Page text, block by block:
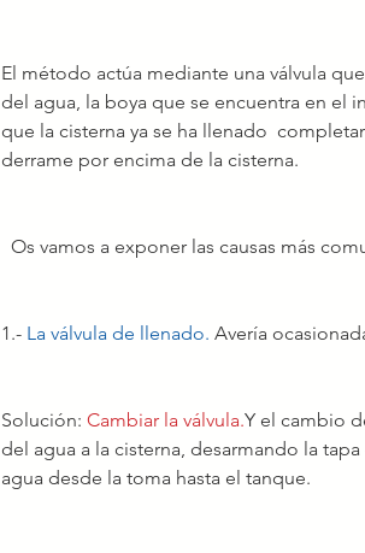
El método actúa mediante una válvula
del agua, la boya que se encuentra en el
que la cisterna ya se ha llenado
derrame por encima de la cisterna.
Os vamos a exponer las causas más
1.- La válvula de llenado. Avería
Solución: Cambiar la válvula.Y el cambio
del agua a la cisterna, desarmando la
agua desde la toma hasta el tanque.